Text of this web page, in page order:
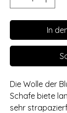
In
Die Wolle der
Schafe biete
sehr